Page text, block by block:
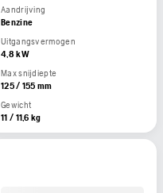
Aandrijving
Benzine
Uitgangsvermogen
4,8 kW
Max snijdiepte
125 / 155 mm
Gewicht
11 / 11,6 kg